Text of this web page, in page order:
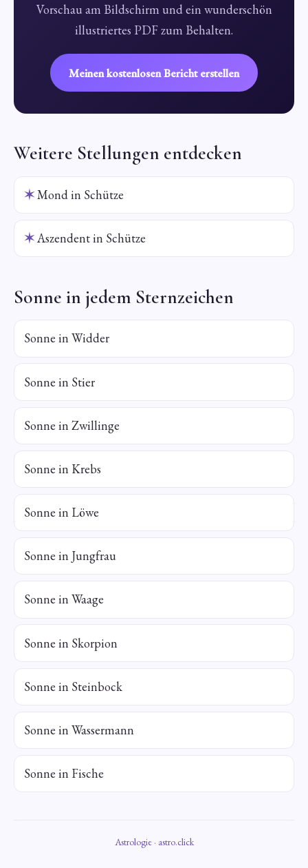
Vorschau am Bildschirm und ein wunderschön
illustriertes PDF zum Behalten.
Meinen kostenlosen Bericht erstellen
Weitere Stellungen entdecken
✶Mond in Schütze
✶Aszendent in Schütze
Sonne in jedem Sternzeichen
Sonne in Widder
Sonne in Stier
Sonne in Zwillinge
Sonne in Krebs
Sonne in Löwe
Sonne in Jungfrau
Sonne in Waage
Sonne in Skorpion
Sonne in Steinbock
Sonne in Wassermann
Sonne in Fische
Astrologie· astro.click